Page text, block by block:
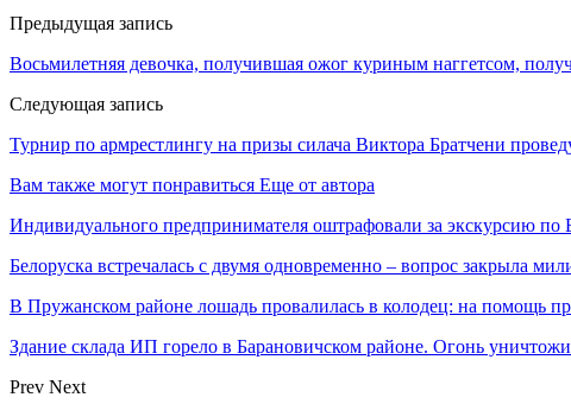
Предыдущая запись
Восьмилетняя девочка, получившая ожог куриным наггетсом,
Следующая запись
Турнир по армрестлингу на призы силача Виктора Братчени
Вам также могут понравиться Еще от автора
Индивидуального предпринимателя оштрафовали за экскурсию по
Белоруска встречалась с двумя одновременно – вопрос закрыла
В Пружанском районе лошадь провалилась в колодец: на помощь
Здание склада ИП горело в Барановичском районе. Огонь
Prev Next